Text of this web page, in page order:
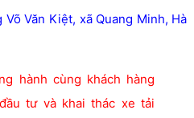
Võ Văn Kiệt, xã Quang Minh, Hà
hành cùng khách hàng
tư và khai thác xe tải